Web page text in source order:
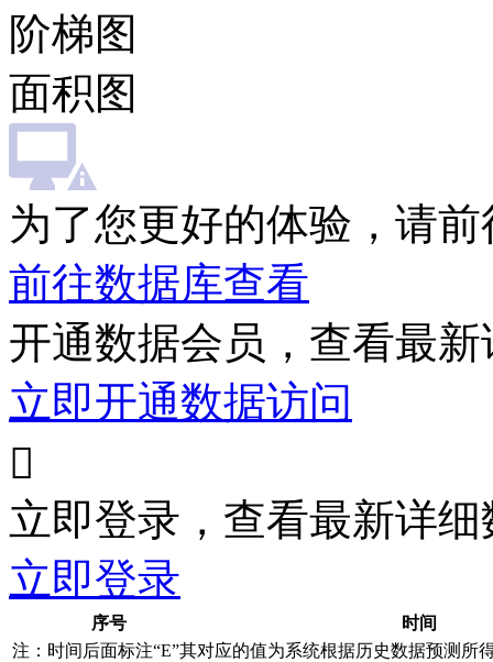
阶梯图
面积图
为了您更好的体验，请
前往数据库查看
开通数据会员，查看最
立即开通数据访问

立即登录，查看最新详细
立即登录
序号
时间
注：时间后面标注“E”其对应的值为系统根据历史数据预测所